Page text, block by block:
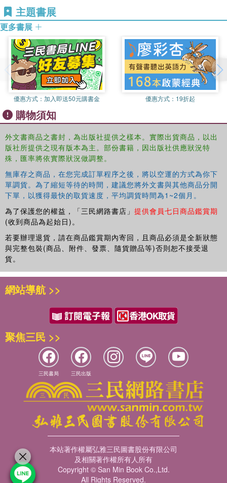
form of crisis management in post 3/11 Tokyo;
generational shifts in Shanghai; political discussion and
public and private, and work and leisure paradigms in
Melbourne. Through its striking case studies, this book
sheds new light on how the region and its contested and
multiple identities are evolving, and concludes by
revealing the impact of mobile media on how place is
and a sense of belonging.
Employing comprehensive, cross-disciplinary frameworks
from theoretical approaches such as media sociology,
ethnography, cultural studies and media and
communication studies,Online@AsiaPacificwill be of
huge interest to students and scholars of Asian culture
and society, cybercultures, new media studies,
主題書展
更多書展
優惠方式： 加入即送50元購書金 優惠方式： 19折起
購物須知
外文書商品之書封，為出版社提供之樣本。實際出貨商品，以出
版社所提供之現有版本為主。部份書籍，因出版社供應狀況特
殊，匯率將依實際狀況做調整。
無庫存之商品，在您完成訂單程序之後，將以空運的方式為你下
單調貨。為了縮短等待的時間，建議您將外文書與其他商品分開
下單，以獲得最快的取貨速度，平均調貨時間為1~2個月。
為了保護您的權益，「三民網路書店」 提供會員七日商品鑑賞期
(收到商品為起始日)。
若要辦理退貨，請在商品鑑賞期內寄回，且商品必須是全新狀態
與完整包裝(商品、附件、發票、隨貨贈品等)否則恕不接受退
貨。
網站導航 >>
聚焦三民 >>
三民書局 三民出版
本站著作權屬弘雅三民圖書股份有限公司
及相關著作權所有人所有
Copyright © San Min Book Co.,Ltd.
All Rights Reserved.